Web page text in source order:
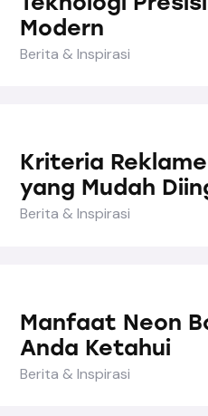
Modern
Berita & Inspirasi
Kriteria
yang Mudah
Berita & Inspirasi
Manfaat Neon
Anda Ketahui
Berita & Inspirasi